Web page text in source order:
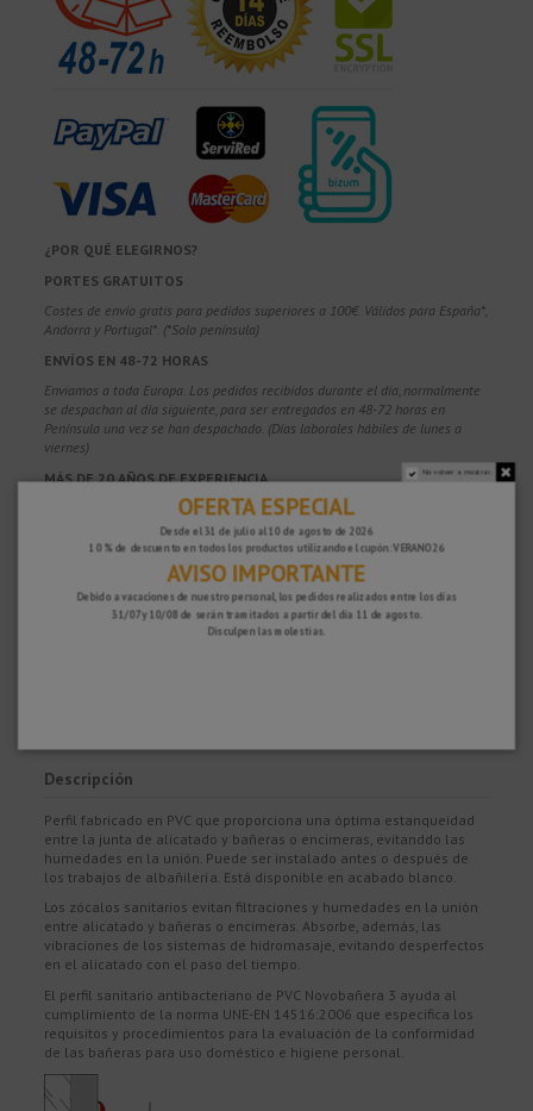
¿POR QUÉ ELEGIRNOS?
PORTES GRATUITOS
Costes de envío gratis para pedidos superiores a 100€. Válidos para España*,
Andorra y Portugal*. (*Solo península)
ENVÍOS EN 48-72 HORAS
Enviamos a toda Europa. Los pedidos recibidos durante el día, normalmente
se despachan al día siguiente, para ser entregados en 48-72 horas en
Península una vez se han despachado. (Días laborales hábiles de lunes a
viernes)
MÁS DE 20 AÑOS DE EXPERIENCIA
Te asesoramos y resolvemos tus dudas antes, durante y después de realizar
la compra, para que aciertes y disfrutes de tu producto.
COMPRA CON CONFIANZA
100% segura y con protección, puedes pagar con Tarjeta, Bizum,
Paypal y
Transferencia.
GARANTÍA DE SATISFACCIÓN
Descripción
Perfil fabricado en PVC que proporciona una óptima estanqueidad
entre la junta de alicatado y bañeras o encimeras, evitanddo las
humedades en la unión. Puede ser instalado antes o después de
los trabajos de albañilería. Está disponible en acabado blanco.
Los zócalos sanitarios evitan filtraciones y humedades en la unión
entre alicatado y bañeras o encimeras. Absorbe, además, las
vibraciones de los sistemas de hidromasaje, evitando desperfectos
en el alicatado con el paso del tiempo.
El perfil sanitario antibacteriano de PVC Novobañera 3 ayuda al
cumplimiento de la norma UNE-EN 14516:2006 que especifica los
requisitos y procedimientos para la evaluación de la conformidad
de las bañeras para uso doméstico e higiene personal.
No volver a mostrar.
OFERTA ESPECIAL
Desde el 31 de julio al 10 de agosto de 2026
10 % de descuento en todos los productos utilizando el cupón: VERANO26
AVISO IMPORTANTE
Debido a vacaciones de nuestro personal, los pedidos realizados entre los días
31/07 y 10/08 de serán tramitados a partir del día 11 de agosto.
Disculpen las molestias.